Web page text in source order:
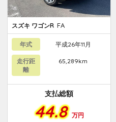
スズキ ワゴンR FA
年式 平成26年11月
走行距
離
65,289km
支払総額
44.8 万円